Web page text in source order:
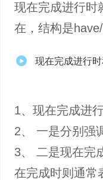
现在完成进行时
在，结构是
现在完成进行
1、现在完成进
2、 一是分别强
3、 二是现在完
在完成时则通常